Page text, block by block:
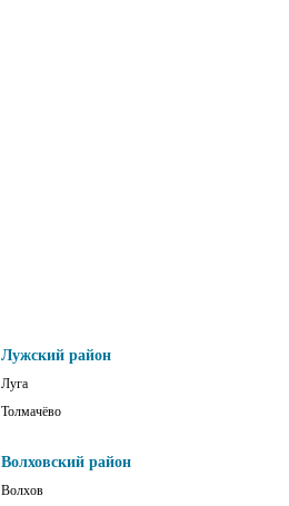
Лужский район
Луга
Толмачёво
Волховский район
Волхов